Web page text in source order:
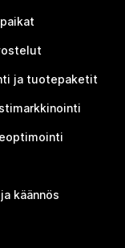
ja tuotepaketit
käännös